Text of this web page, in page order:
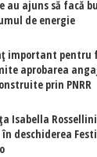
au ajuns să facă
de energie
important pentru
aprobarea
prin PNRR
Isabella
în deschiderea